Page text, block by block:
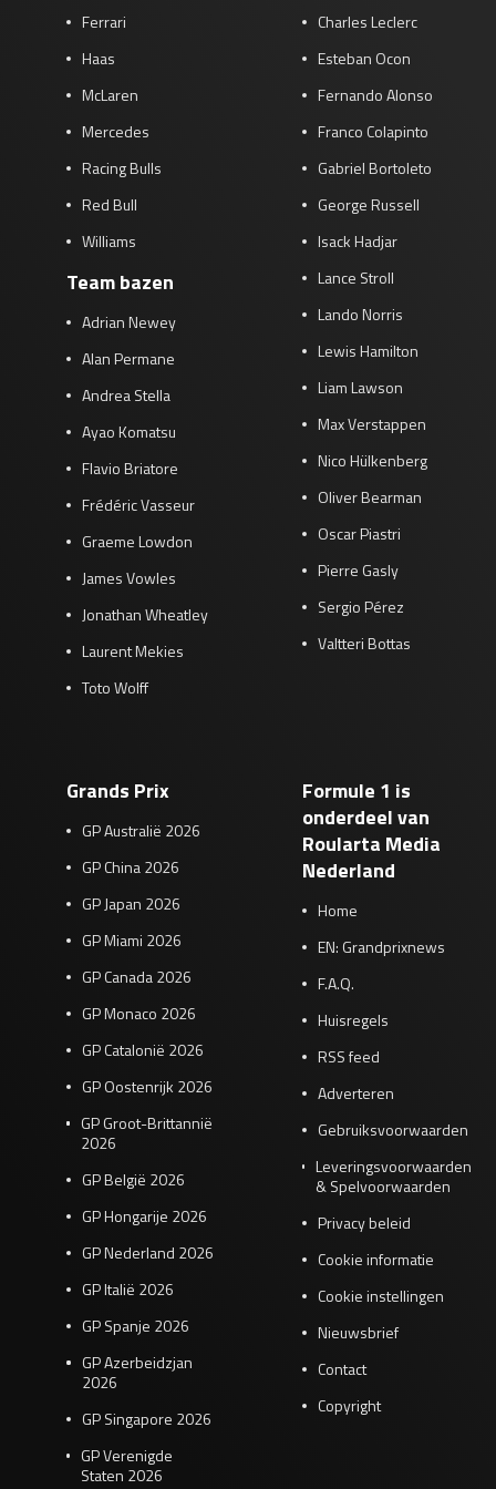
Race
zo 21:00 - 23:00
zo 05:00 - 07:00
GP QATAR 2026 27 - 29 nov
Kwalificatie
za 19:00 - 20:00
zo 17:00 - 19:00
Ferrari
Haas
McLaren
Mercedes
Racing Bulls
Red Bull
Williams
Team bazen
Adrian Newey
Alan Permane
Andrea Stella
Ayao Komatsu
Flavio Briatore
Frédéric Vasseur
Graeme Lowdon
James Vowles
Jonathan Wheatley
Laurent Mekies
Toto Wolff
Charles Leclerc
Esteban Ocon
Fernando Alonso
Franco Colapinto
Gabriel Bortoleto
George Russell
Isack Hadjar
Lance Stroll
Lando Norris
Lewis Hamilton
Liam Lawson
Max Verstappen
Nico Hülkenberg
Oliver Bearman
Oscar Piastri
Pierre Gasly
Sergio Pérez
Valtteri Bottas
Grands Prix
GP Australië 2026
GP China 2026
GP Japan 2026
GP Miami 2026
GP Canada 2026
GP Monaco 2026
GP Catalonië 2026
GP Oostenrijk 2026
GP Groot-Brittannië
2026
GP België 2026
GP Hongarije 2026
GP Nederland 2026
GP Italië 2026
GP Spanje 2026
GP Azerbeidzjan
2026
GP Singapore 2026
GP Verenigde
Staten 2026
Formule 1 is
onderdeel van
Roularta Media
Nederland
Home
EN: Grandprixnews
F.A.Q.
Huisregels
RSS feed
Adverteren
Gebruiksvoorwaarden
Leveringsvoorwaarden
& Spelvoorwaarden
Privacy beleid
Cookie informatie
Cookie instellingen
Nieuwsbrief
Contact
Copyright